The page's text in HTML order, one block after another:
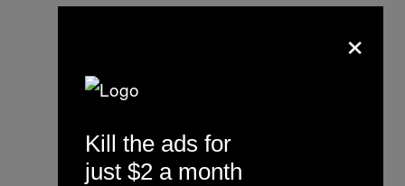
×
Kill the ads for
just $2 a month